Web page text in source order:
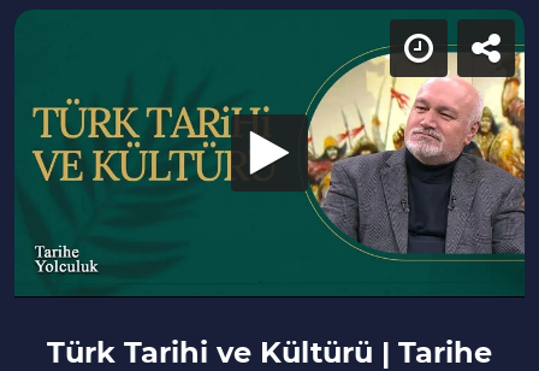
Türk Tarihi ve Kültürü | Tarihe